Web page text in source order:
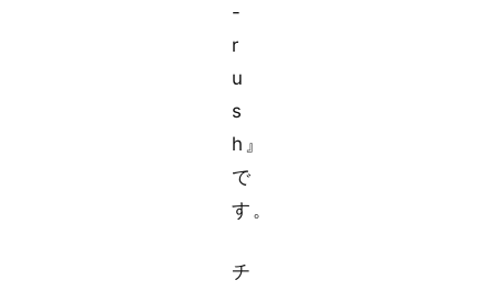
-
r
u
s
h』
で
す。
チ